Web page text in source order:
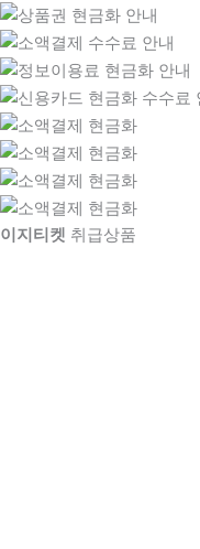
이지티켓 취급상품